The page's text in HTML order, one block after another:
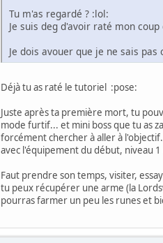
Tu m'as regardé ? :lol:
Je suis deg d'avoir raté mon
Je dois avouer que je ne sais
Déjà tu as raté le tutoriel :pose:
Juste après ta première mort, tu
mode furtif... et mini boss que tu as
forcément chercher à aller à
avec l'équipement du début, niveau
Faut prendre son temps, visiter,
tu peux récupérer une arme (la
pourras farmer un peu les runes et